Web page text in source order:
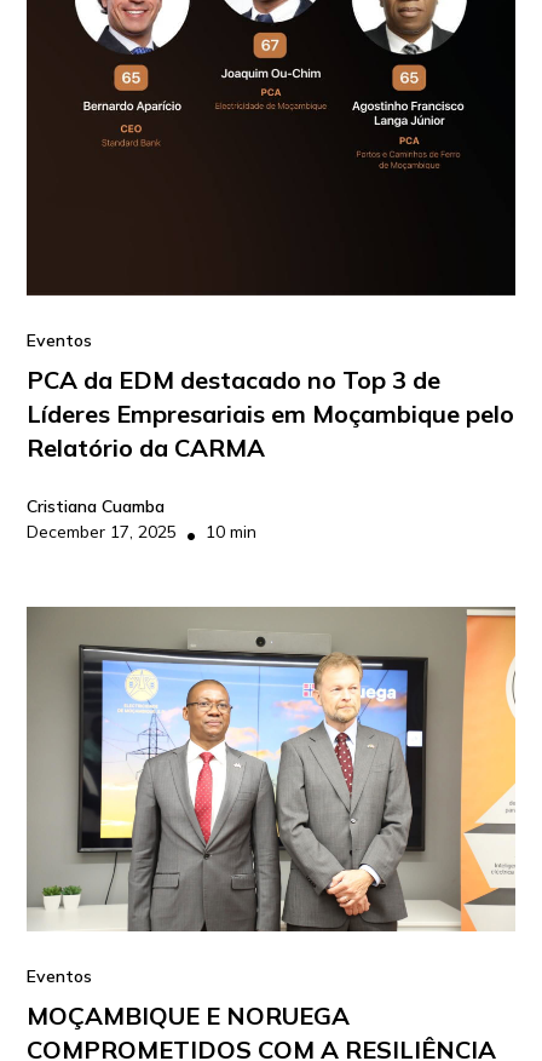
Eventos
PCA da EDM destacado no Top 3 de
Líderes Empresariais em Moçambique pelo
Relatório da CARMA
Cristiana Cuamba
December 17, 2025 • 10 min
Eventos
MOÇAMBIQUE E NORUEGA
COMPROMETIDOS COM A RESILIÊNCIA